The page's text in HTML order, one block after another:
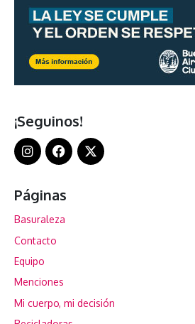
¡Seguinos!
Páginas
Basuraleza
Contacto
Equipo
Menciones
Mi cuerpo, mi decisión